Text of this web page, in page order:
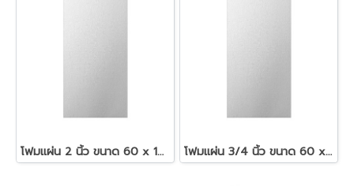
โฟมแผ่น 2 นิ้ว ขนาด 60 x 120 ซม.สีขาว โฟมแผ่น 3/4 นิ้ว ขนาด 60 x 120 ซม.สีขาว